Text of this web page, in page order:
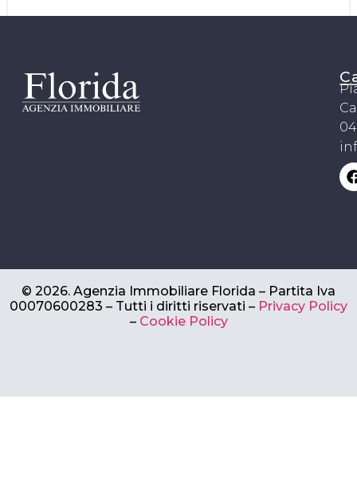
© 2026. Agenzia Immobiliare Florida – Partita Iva
00070600283 – Tutti i diritti riservati – Privacy Policy
– Cookie Policy